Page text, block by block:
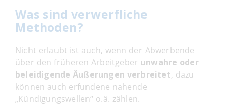
Was sind verwerfliche
Methoden?
Nicht erlaubt ist auch, wenn der Abwerbende
über den früheren Arbeitgeber unwahre oder
beleidigende Äußerungen verbreitet, dazu
können auch erfundene nahende
„Kündigungswellen“ o.ä. zählen.